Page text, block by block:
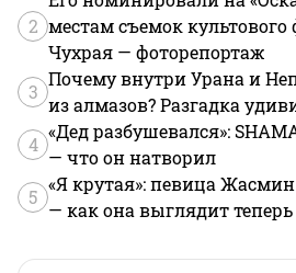
2 местам съемок культового
Чухрая — фоторепортаж
3
Почему внутри Урана и
из алмазов? Разгадка
4
«Дед разбушевался»:
— что он натворил
5
«Я крутая»: певица
— как она выглядит теперь